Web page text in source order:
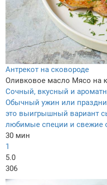
Антрекот на сковороде
Оливковое масло Мясо на
Сочный, вкусный и
Обычный ужин или
это выигрышный вариант
любимые специи и свежие
30 мин
1
5.0
306